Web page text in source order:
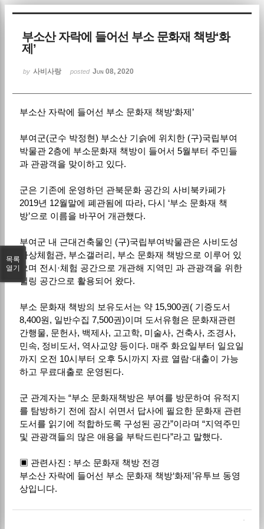
부소산 자락에 들어선 부소 문화재 책방‘화
제’
by 사비사랑 posted Jun 08, 2020
부소산 자락에 들어선 부소 문화재 책방‘화제’
부여군(군수 박정현) 부소산 기슭에 위치한 (구)국립부여
박물관 2층에 부소문화재 책방이 들어서 5월부터 주민들
과 관광객을 맞이하고 있다.
군은 기존에 운영하던 관북문화 공간의 사비북카페가
2019년 12월말에 폐관됨에 따라, 다시 ‘부소 문화재 책
방’으로 이름을 바꾸어 개관했다.
부여군 내 근대건축물인 (구)국립부여박물관은 사비도성
가상체험관, 부소갤러리, 부소 문화재 책방으로 이루어 있
으며 전시·체험 공간으로 개관해 지역민 과 관광객을 위한
힐링 공간으로 활용되어 왔다.
부소 문화재 책방의 보유도서는 약 15,900권( 기증도서
8,400원, 일반수집 7,500권)이며 도서유형은 문화재관련
간행물, 문헌사, 백제사, 고고학, 미술사, 건축사, 조경사,
민속, 정비도서, 역사교양 등이다. 매주 화요일부터 일요일
까지 오전 10시부터 오후 5시까지 자료 열람·대출이 가능
하고 무료대출로 운영된다.
군 관계자는 “부소 문화재책방은 부여를 방문하여 유적지
를 탐방하기 전에 잠시 쉬면서 답사에 필요한 문화재 관련
도서를 읽기에 적합하도록 구성된 공간”이라며 “지역주민
및 관광객들의 많은 애용을 부탁드린다”라고 말했다.
▣ 관련사진 : 부소 문화재 책방 전경
부소산 자락에 들어선 부소 문화재 책방‘화제’유투브 동영
상입니다.
목록
열기
Sketchbook5, 스케치북5
Sketchbook5, 스케치북5